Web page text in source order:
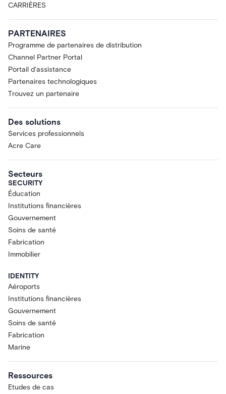
CARRIÈRES
PARTENAIRES
Programme de partenaires de distribution
Channel Partner Portal
Portail d'assistance
Partenaires technologiques
Trouvez un partenaire
Des solutions
Services professionnels
Acre Care
Secteurs
SECURITY
Éducation
Institutions financières
Gouvernement
Soins de santé
Fabrication
Immobilier
IDENTITY
Aéroports
Institutions financières
Gouvernement
Soins de santé
Fabrication
Marine
Ressources
Etudes de cas